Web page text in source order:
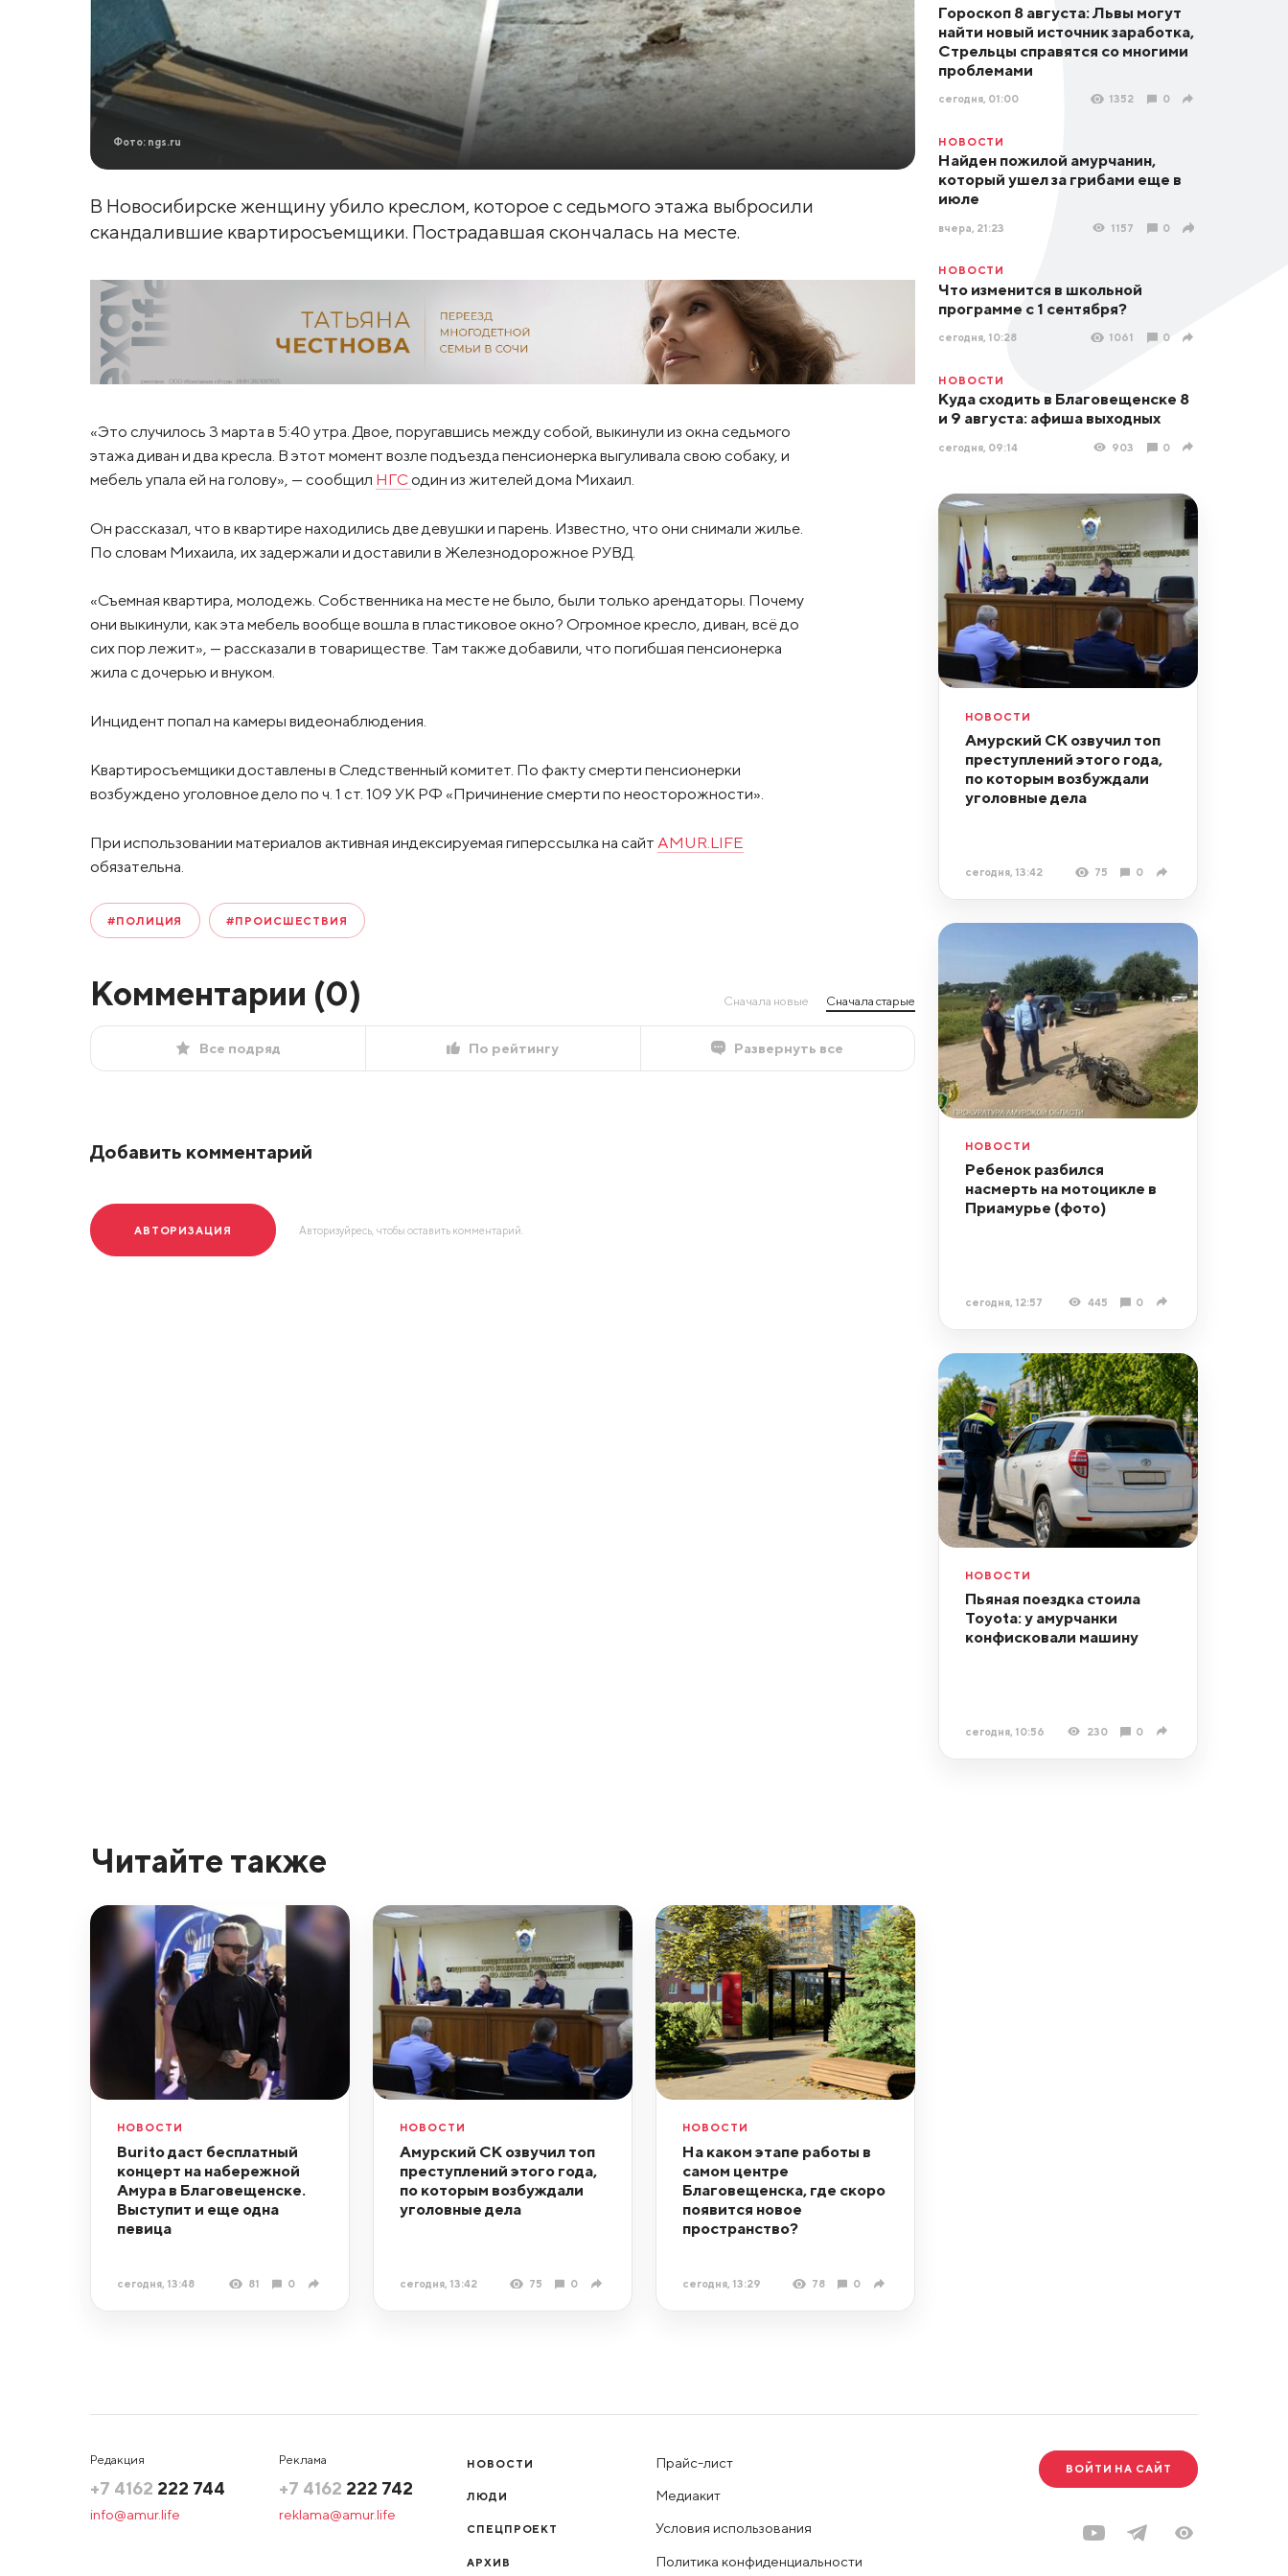
Фото: ngs.ru
В Новосибирске женщину убило креслом, которое с седьмого этажа выбросили
скандалившие квартиросъемщики. Пострадавшая скончалась на месте.
«Это случилось 3 марта в 5:40 утра. Двое, поругавшись между собой, выкинули из окна седьмого
этажа диван и два кресла. В этот момент возле подъезда пенсионерка выгуливала свою собаку, и
мебель упала ей на голову», — сообщил НГСодин из жителей дома Михаил.
Он рассказал, что в квартире находились две девушки и парень. Известно, что они снимали жилье.
По словам Михаила, их задержали и доставили в Железнодорожное РУВД.
«Съемная квартира, молодежь. Собственника на месте не было, были только арендаторы. Почему
они выкинули, как эта мебель вообще вошла в пластиковое окно? Огромное кресло, диван, всё до
сих пор лежит», — рассказали в товариществе. Там также добавили, что погибшая пенсионерка
жила с дочерью и внуком.
Инцидент попал на камеры видеонаблюдения.
Квартиросъемщики доставлены в Следственный комитет. По факту смерти пенсионерки
возбуждено уголовное дело по ч. 1 ст. 109 УК РФ «Причинение смерти по неосторожности».
При использовании материалов активная индексируемая гиперссылка на сайт AMUR.LIFE
обязательна.
#ПОЛИЦИЯ #ПРОИСШЕСТВИЯ
Комментарии (0) Сначала новые Сначала старые
Все подряд По рейтингу Развернуть все
Добавить комментарий
АВТОРИЗАЦИЯ Авторизуйресь, чтобы оставить комментарий.
Гороскоп 8 августа: Львы могут
найти новый источник заработка,
Стрельцы справятся со многими
проблемами
сегодня, 01:00 1352 0
НОВОСТИ
Найден пожилой амурчанин,
который ушел за грибами еще в
июле
вчера, 21:23 1157 0
НОВОСТИ
Что изменится в школьной
программе с 1 сентября?
сегодня, 10:28 1061 0
НОВОСТИ
Куда сходить в Благовещенске 8
и 9 августа: афиша выходных
сегодня, 09:14 903 0
НОВОСТИ
Амурский СК озвучил топ
преступлений этого года,
по которым возбуждали
уголовные дела
сегодня, 13:42 75 0
НОВОСТИ
Ребенок разбился
насмерть на мотоцикле в
Приамурье (фото)
сегодня, 12:57 445 0
НОВОСТИ
Пьяная поездка стоила
Toyota: у амурчанки
конфисковали машину
сегодня, 10:56 230 0
Читайте также
НОВОСТИ
Burito даст бесплатный
концерт на набережной
Амура в Благовещенске.
Выступит и еще одна
певица
сегодня, 13:48 81 0
НОВОСТИ
Амурский СК озвучил топ
преступлений этого года,
по которым возбуждали
уголовные дела
сегодня, 13:42 75 0
НОВОСТИ
На каком этапе работы в
самом центре
Благовещенска, где скоро
появится новое
пространство?
сегодня, 13:29 78 0
Редакция
+7 4162 222 744
info@amur.life
Реклама
+7 4162 222 742
reklama@amur.life
НОВОСТИ
ЛЮДИ
СПЕЦПРОЕКТ
АРХИВ
Прайс-лист
Медиакит
Условия использования
Политика конфиденциальности
ВОЙТИ НА САЙТ